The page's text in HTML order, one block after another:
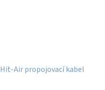
Hit-Air propojovací kabel